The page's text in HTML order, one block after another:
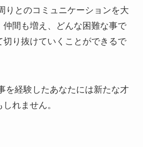
りとのコミュニケーションを大
仲間も増え、どんな困難な事で
切り抜けていくことができるで
を経験したあなたには新たな才
れません。